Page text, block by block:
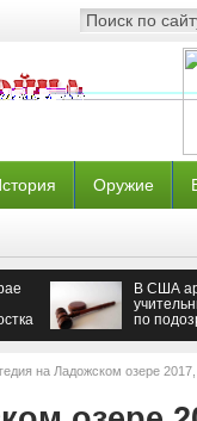
Оружие
В США
по
на Ладожском озере